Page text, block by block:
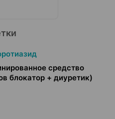
средство
блокатор + диуретик)